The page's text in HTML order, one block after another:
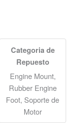
Categoria de
Repuesto
Engine Mount,
Rubber Engine
Foot, Soporte de
Motor